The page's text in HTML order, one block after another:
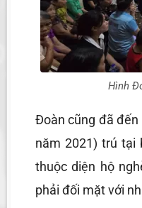
Hình
Đoàn cũng đã đến
năm 2021) trú tại
thuộc diện hộ
phải đối mặt với